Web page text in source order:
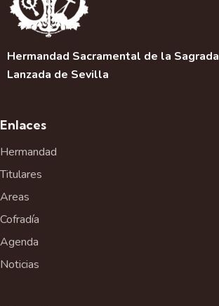
Hermandad Sacramental de la Sagrada
Lanzada de Sevilla
Enlaces
Hermandad
Titulares
Areas
Cofradía
Agenda
Noticias